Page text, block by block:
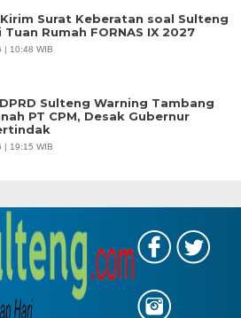
Surat Keberatan soal Sulteng
Rumah FORNAS IX 2027
| 10:48 WIB
Sulteng Warning Tambang
PT CPM, Desak Gubernur
| 19:15 WIB